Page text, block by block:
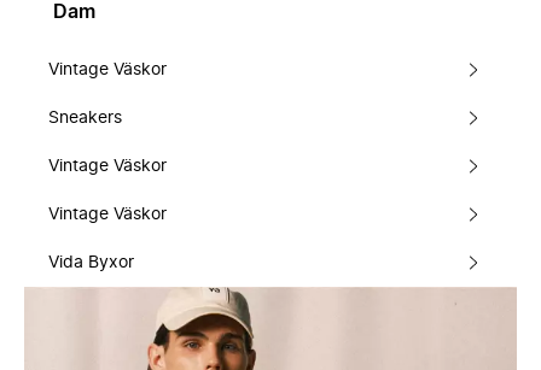
Dam
Vintage Väskor
Sneakers
Vintage Väskor
Vintage Väskor
Vida Byxor